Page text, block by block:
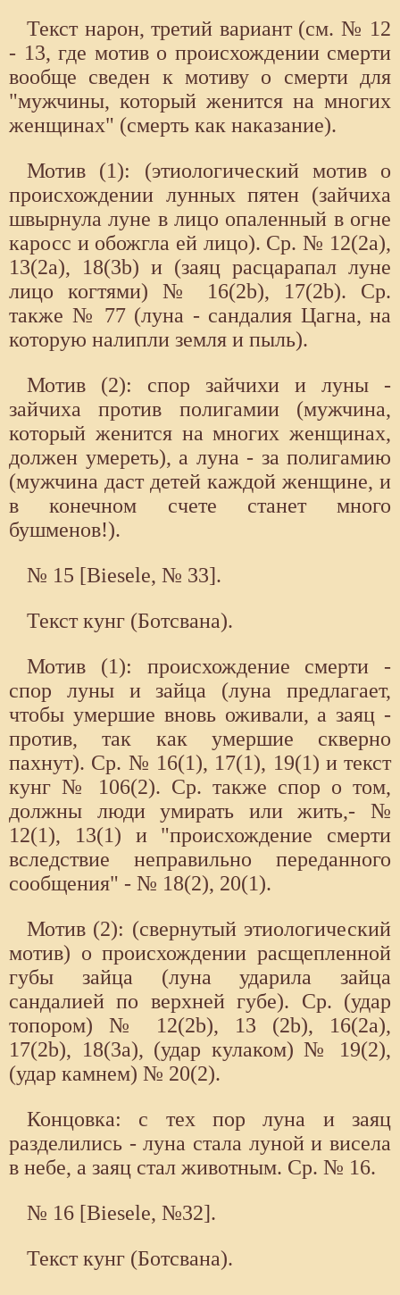
Текст нарон, третий вариант (см. № 12
- 13, где мотив о происхождении смерти
вообще сведен к мотиву о смерти для
"мужчины, который женится на многих
женщинах" (смерть как наказание).
Мотив (1): (этиологический мотив о
происхождении лунных пятен (зайчиха
швырнула луне в лицо опаленный в огне
каросс и обожгла ей лицо). Ср. № 12(2а),
13(2а), 18(3b) и (заяц расцарапал луне
лицо когтями) № 16(2b), 17(2b). Ср.
также № 77 (луна - сандалия Цагна, на
которую налипли земля и пыль).
Мотив (2): спор зайчихи и луны -
зайчиха против полигамии (мужчина,
который женится на многих женщинах,
должен умереть), а луна - за полигамию
(мужчина даст детей каждой женщине, и
в конечном счете станет много
бушменов!).
№ 15 [Biesele, № 33].
Текст кунг (Ботсвана).
Мотив (1): происхождение смерти -
спор луны и зайца (луна предлагает,
чтобы умершие вновь оживали, а заяц -
против, так как умершие скверно
пахнут). Ср. № 16(1), 17(1), 19(1) и текст
кунг № 106(2). Ср. также спор о том,
должны люди умирать или жить,- №
12(1), 13(1) и "происхождение смерти
вследствие неправильно переданного
сообщения" - № 18(2), 20(1).
Мотив (2): (свернутый этиологический
мотив) о происхождении расщепленной
губы зайца (луна ударила зайца
сандалией по верхней губе). Ср. (удар
топором) № 12(2b), 13 (2b), 16(2а),
17(2b), 18(3а), (удар кулаком) № 19(2),
(удар камнем) № 20(2).
Концовка: с тех пор луна и заяц
разделились - луна стала луной и висела
в небе, а заяц стал животным. Ср. № 16.
№ 16 [Biesele, №32].
Текст кунг (Ботсвана).